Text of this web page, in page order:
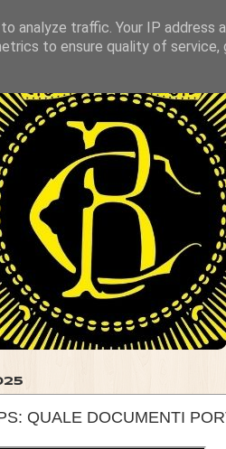
QUALE DOCUMENTI
analyze traffic. Your IP address
to ensure quality of service,